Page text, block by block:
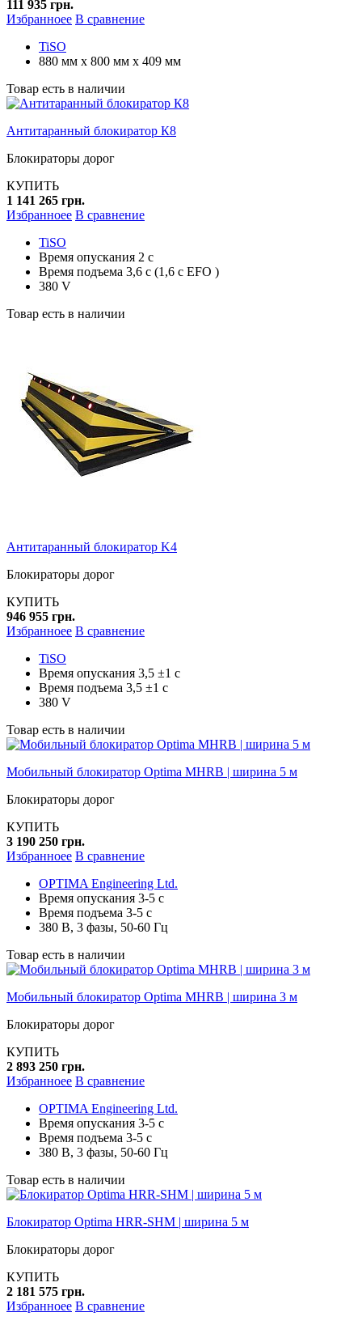
111 935 грн.
Избранноее В сравнение
TiSO
880 мм х 800 мм х 409 мм
Товар есть в наличии
Антитаранный блокиратор К8
Блокираторы дорог
КУПИТЬ
1 141 265 грн.
Избранноее В сравнение
TiSO
Время опускания 2 с
Время подъема 3,6 с (1,6 с EFO )
380 V
Товар есть в наличии
Антитаранный блокиратор K4
Блокираторы дорог
КУПИТЬ
946 955 грн.
Избранноее В сравнение
TiSO
Время опускания 3,5 ±1 с
Время подъема 3,5 ±1 с
380 V
Товар есть в наличии
Мобильный блокиратор Optima MHRB | ширина 5 м
Блокираторы дорог
КУПИТЬ
3 190 250 грн.
Избранноее В сравнение
OPTIMA Engineering Ltd.
Время опускания 3-5 с
Время подъема 3-5 с
380 В, 3 фазы, 50-60 Гц
Товар есть в наличии
Мобильный блокиратор Optima MHRB | ширина 3 м
Блокираторы дорог
КУПИТЬ
2 893 250 грн.
Избранноее В сравнение
OPTIMA Engineering Ltd.
Время опускания 3-5 с
Время подъема 3-5 с
380 В, 3 фазы, 50-60 Гц
Товар есть в наличии
Блокиратор Optima HRR-SHM | ширина 5 м
Блокираторы дорог
КУПИТЬ
2 181 575 грн.
Избранноее В сравнение